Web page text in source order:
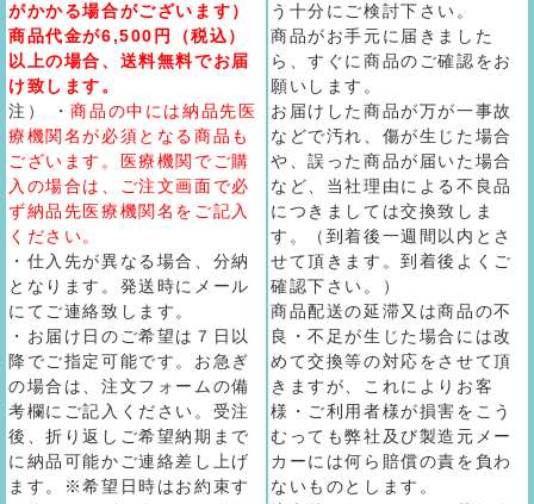
がかかる場合がございます）
商品代金が6,500円（税込）
以上の場合、送料無料でお届
け致します。
注） ・商品の中には納品先医
療機関名が必須となる商品も
ございます。医療機関でご購
入の場合は、ご注文画面で必
ず納品先医療機関名をご記入
ください。
・仕入先が異なる場合、分納
となります。発送時にメール
にてご連絡致します。
・お届け日のご希望は７日以
降でご指定可能です。お急ぎ
の場合は、注文フォームの備
考欄にご記入ください。受注
後、折り返しご希望納期まで
に納品可能かご連絡差し上げ
ます。※希望日時はお約束す
う十分にご検討下さい。
商品がお手元に届きました
ら、すぐに商品のご確認をお
願いします。
お届けした商品が万が一事故
などで汚れ、傷が生じた場合
や、誤った商品が届いた場合
など、当社理由による不良品
につきましては交換致しま
す。（到着後一週間以内とさ
せて頂きます。到着後よくご
確認下さい。）
商品配送の延滞又は商品の不
良・不足が生じた場合には改
めて交換等の対応をさせて頂
きますが、これによりお客
様・ご利用者様が損害をこう
むっても弊社及び製造元メー
カーには何ら賠償の責を負わ
ないものとします。